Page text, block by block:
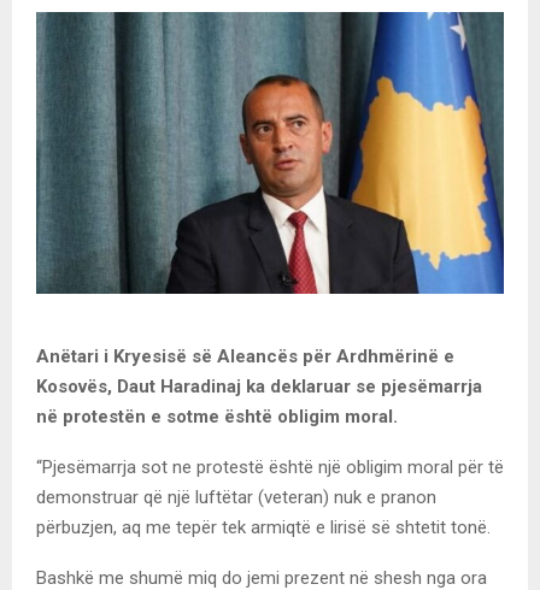
Anëtari i Kryesisë së Aleancës për Ardhmërinë e
Kosovës, Daut Haradinaj ka deklaruar se pjesëmarrja
në protestën e sotme është obligim moral.
“Pjesëmarrja sot ne protestë është një obligim moral për të
demonstruar që një luftëtar (veteran) nuk e pranon
përbuzjen, aq me tepër tek armiqtë e lirisë së shtetit tonë.
Bashkë me shumë miq do jemi prezent në shesh nga ora